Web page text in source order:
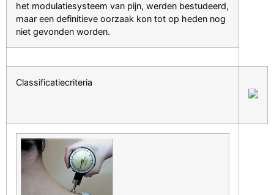
het modulatiesysteem van pijn, werden bestudeerd,
maar een definitieve oorzaak kon tot op heden nog
niet gevonden worden.
Classificatiecriteria